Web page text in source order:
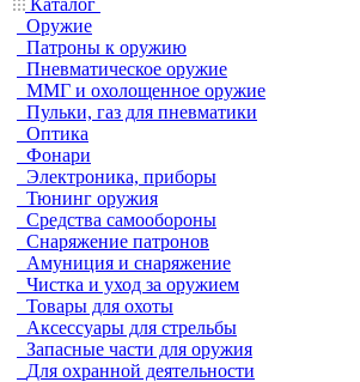
Каталог
Оружие
Патроны к оружию
Пневматическое оружие
ММГ и охолощенное оружие
Пульки, газ для пневматики
Оптика
Фонари
Электроника, приборы
Тюнинг оружия
Средства самообороны
Снаряжение патронов
Амуниция и снаряжение
Чистка и уход за оружием
Товары для охоты
Аксессуары для стрельбы
Запасные части для оружия
Для охранной деятельности